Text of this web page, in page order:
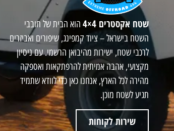
שטח אקסטרים 4×4
הוא הבית של חובבי
השטח בישראל – ציוד קמפינג, שיפורים ואביזרים
לרכבי שטח, ישירות מהיבואן הרשמי. עם ניסיון
מקצועי, אהבה אמיתית להרפתקאות ואספקה
מהירה לכל הארץ, אנחנו כאן כדי לוודא שתמיד
תגיע לשטח מוכן.
שירות לקוחות